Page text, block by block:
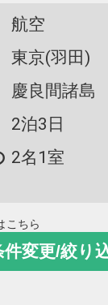
航空
東京(羽田)
慶良間諸島
2泊3日
2名1室
こちら
件変更/絞り